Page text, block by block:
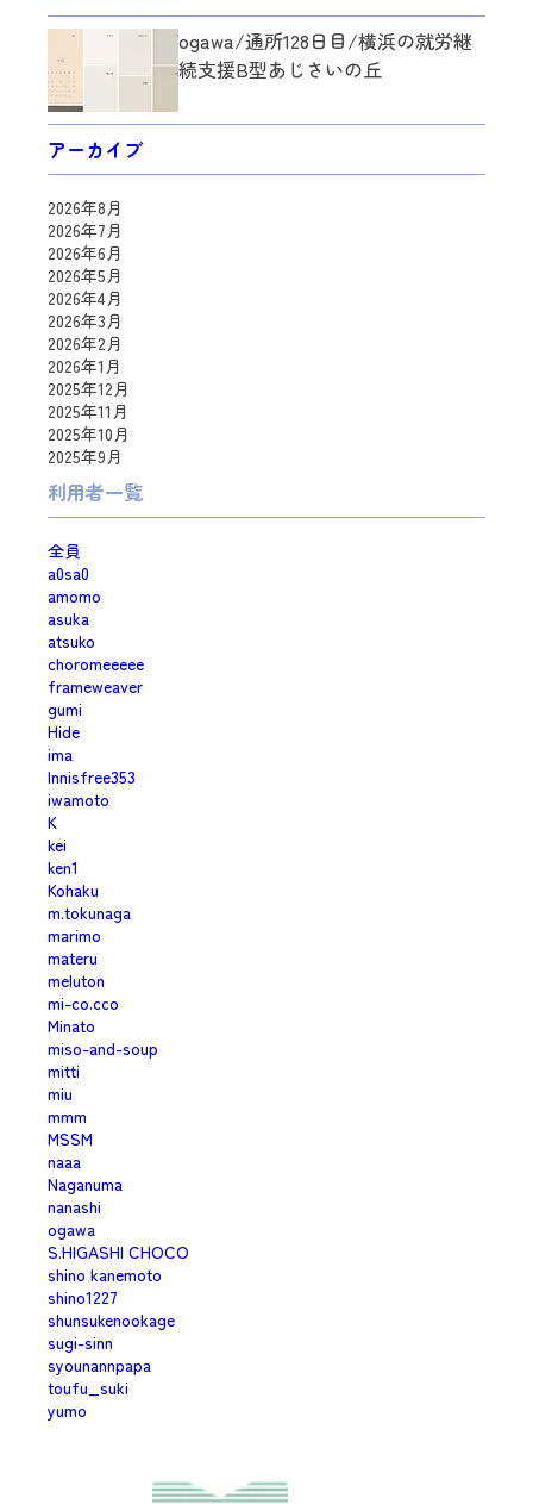
ogawa/通所128日目/横浜の就労継
続支援B型あじさいの丘
アーカイブ
2026年8月
2026年7月
2026年6月
2026年5月
2026年4月
2026年3月
2026年2月
2026年1月
2025年12月
2025年11月
2025年10月
2025年9月
利用者一覧
全員
a0sa0
amomo
asuka
atsuko
choromeeeee
frameweaver
gumi
Hide
ima
Innisfree353
iwamoto
K
kei
ken1
Kohaku
m.tokunaga
marimo
materu
meluton
mi-co.cco
Minato
miso-and-soup
mitti
miu
mmm
MSSM
naaa
Naganuma
nanashi
ogawa
S.HIGASHI CHOCO
shino kanemoto
shino1227
shunsukenookage
sugi-sinn
syounannpapa
toufu_suki
yumo